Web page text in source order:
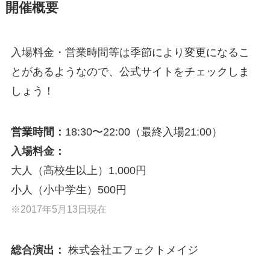
開催概要
入場料金・営業時間等は季節により変更になるこ
とがあるようなので、公式サイトをチェックしま
しょう！
営業時間： 18:30〜22:00（最終入場21:00）
入場料金：
大人（高校生以上）1,000円
小人（小中学生）500円
※2017年5月13日現在
総合演出： 株式会社エフェクトメイジ